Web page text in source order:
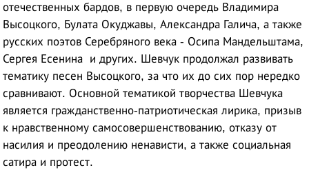
отечественных бардов, в первую очередь Владимира
Высоцкого, Булата Окуджавы, Александра Галича, а также
русских поэтов Серебряного века - Осипа Мандельштама,
Сергея Есенина и других. Шевчук продолжал развивать
тематику песен Высоцкого, за что их до сих пор нередко
сравнивают. Основной тематикой творчества Шевчука
является гражданственно-патриотическая лирика, призыв
к нравственному самосовершенствованию, отказу от
насилия и преодолению ненависти, а также социальная
сатира и протест.